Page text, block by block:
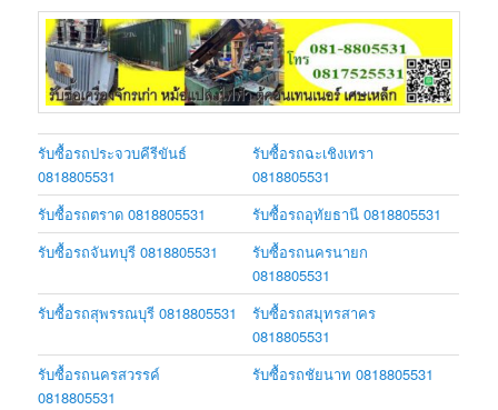
รับซื้อรถประจวบคีรีขันธ์
0818805531
รับซื้อรถฉะเชิงเทรา
0818805531
รับซื้อรถตราด 0818805531
รับซื้อรถอุทัยธานี 0818805531
รับซื้อรถจันทบุรี 0818805531
รับซื้อรถนครนายก
0818805531
รับซื้อรถสุพรรณบุรี 0818805531
รับซื้อรถสมุทรสาคร
0818805531
รับซื้อรถนครสวรรค์
0818805531
รับซื้อรถชัยนาท 0818805531